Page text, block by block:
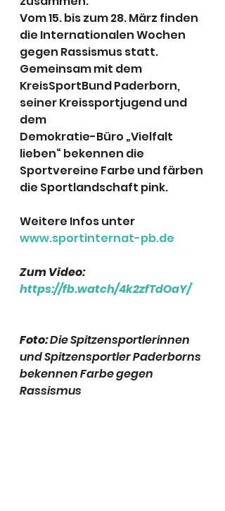
Vom 15. bis zum 28. März finden
die Internationalen Wochen
gegen Rassismus statt.
Gemeinsam mit dem
KreisSportBund Paderborn,
seiner Kreissportjugend und
dem
Demokratie-Büro „Vielfalt
lieben“ bekennen die
Sportvereine Farbe und färben
die Sportlandschaft pink.
Weitere Infos unter
www.sportinternat-pb.de
Zum Video:
https://fb.watch/4k2zfTdOaY/
Foto: Die Spitzensportlerinnen
und Spitzensportler Paderborns
bekennen Farbe gegen
Rassismus